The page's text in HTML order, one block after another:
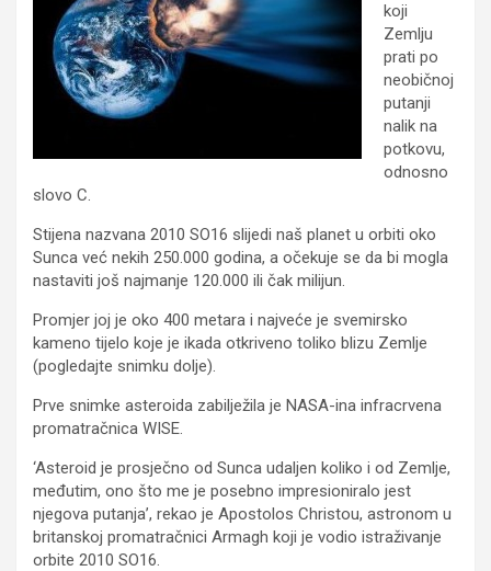
koji
Zemlju
prati po
neobičnoj
putanji
nalik na
potkovu,
odnosno
slovo C.
Stijena nazvana 2010 SO16 slijedi naš planet u orbiti oko
Sunca već nekih 250.000 godina, a očekuje se da bi mogla
nastaviti još najmanje 120.000 ili čak milijun.
Promjer joj je oko 400 metara i najveće je svemirsko
kameno tijelo koje je ikada otkriveno toliko blizu Zemlje
(pogledajte snimku dolje).
Prve snimke asteroida zabilježila je NASA-ina infracrvena
promatračnica WISE.
‘Asteroid je prosječno od Sunca udaljen koliko i od Zemlje,
međutim, ono što me je posebno impresioniralo jest
njegova putanja’, rekao je Apostolos Christou, astronom u
britanskoj promatračnici Armagh koji je vodio istraživanje
orbite 2010 SO16.